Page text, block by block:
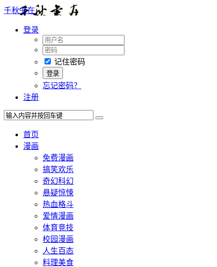
千秋书在
登录
记住密码
忘记密码？
注册
首页
漫画
免费漫画
搞笑欢乐
奇幻科幻
悬疑惊悚
热血格斗
爱情漫画
体育竞技
校园漫画
人生百态
料理美食